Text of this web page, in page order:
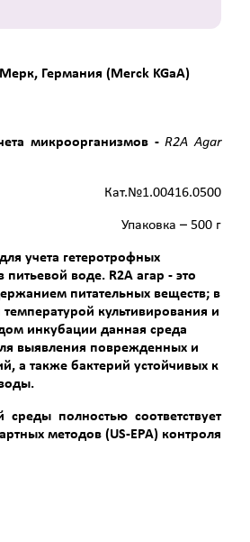
Германия (Merck KGaA)
микроорганизмов -R2A Agar
Кат.№1.00416.0500
Упаковка – 500 г
учета гетеротрофных
питьевой воде. R2А агар - это
питательных веществ; в
культивирования и
инкубации данная среда
выявления поврежденных и
а также бактерий устойчивых к
среды полностью соответствует
методов (US-ЕРА) контроля